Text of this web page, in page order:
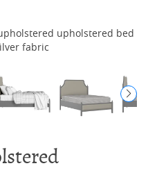
upholstered bed
fabric